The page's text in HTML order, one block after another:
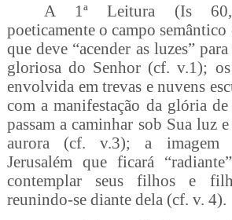
A 1ª Leitura (Is
poeticamente o campo semântico
que deve “acender as luzes”
gloriosa do Senhor (cf. v.1);
envolvida em trevas e nuvens
com a manifestação da glória
passam a caminhar sob Sua luz
aurora (cf. v.3); a imagem
Jerusalém que ficará
contemplar seus filhos e
reunindo-se diante dela (cf. v. 4).